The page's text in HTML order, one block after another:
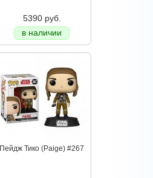
5390 руб.
в наличии
Пейдж Тико (Paige) #267